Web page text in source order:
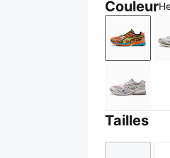
Couleur
Heat
Misty
Tailles